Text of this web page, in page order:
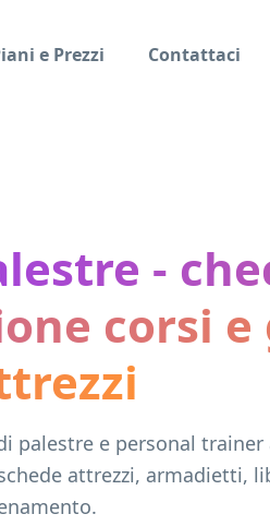
e Prezzi Contattaci
-
corsi e
palestre e personal trainer
attrezzi, armadietti,